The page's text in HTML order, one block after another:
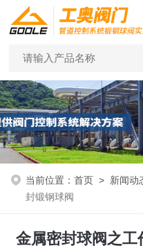
当前位置：首页 > 新闻动
封锻钢球阀
金属密封球阀之工